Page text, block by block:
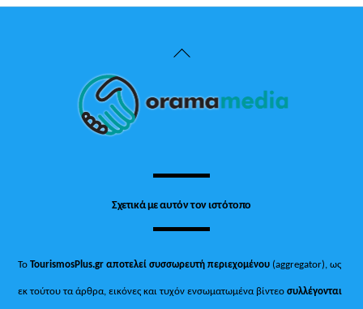
Back
Top
Σχετικά με αυτόν τον ιστότοπο
ΤοTourismosPlus.gr αποτελεί συσσωρευτή περιεχομένου (aggregator), ως
εκ τούτου τα άρθρα, εικόνες και τυχόν ενσωματωμένα βίντεοσυλλέγονται